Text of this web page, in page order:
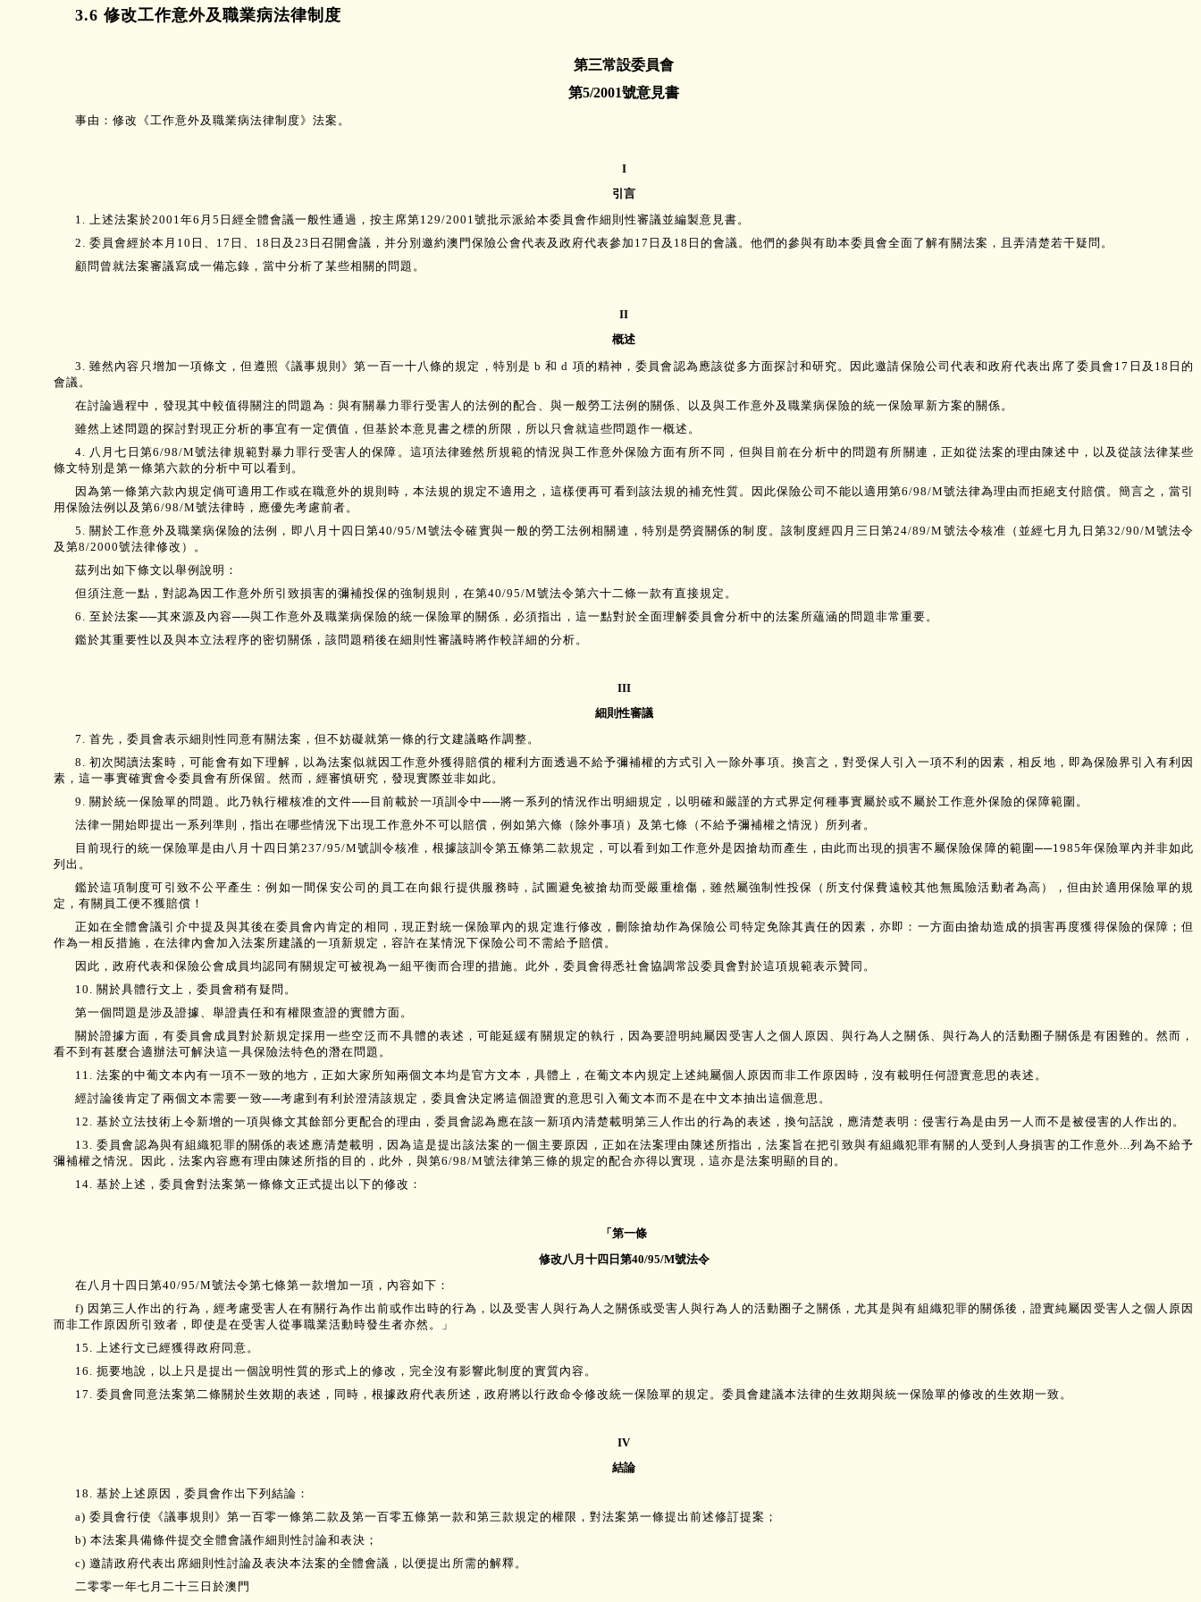
3.6 修改工作意外及職業病法律制度
第三常設委員會
第5/2001號意見書
事由：修改《工作意外及職業病法律制度》法案。
I
引言
1. 上述法案於2001年6月5日經全體會議一般性通過，按主席第129/2001號批示派給本委員會作細則性審議並編製意見書。
2. 委員會經於本月10日、17日、18日及23日召開會議，并分別邀約澳門保險公會代表及政府代表參加17日及18日的會議。他們的參與有助本委員會全面了解有關法案，且弄清楚若干疑問。
顧問曾就法案審議寫成一備忘錄，當中分析了某些相關的問題。
II
概述
3. 雖然內容只增加一項條文，但遵照《議事規則》第一百一十八條的規定，特別是 b 和 d 項的精神，委員會認為應該從多方面探討和研究。因此邀請保險公司代表和政府代表出席了委員會17日及18日的
會議。
在討論過程中，發現其中較值得關注的問題為：與有關暴力罪行受害人的法例的配合、與一般勞工法例的關係、以及與工作意外及職業病保險的統一保險單新方案的關係。
雖然上述問題的探討對現正分析的事宜有一定價值，但基於本意見書之標的所限，所以只會就這些問題作一概述。
4. 八月七日第6/98/M號法律規範對暴力罪行受害人的保障。這項法律雖然所規範的情況與工作意外保險方面有所不同，但與目前在分析中的問題有所關連，正如從法案的理由陳述中，以及從該法律某些
條文特別是第一條第六款的分析中可以看到。
因為第一條第六款內規定倘可適用工作或在職意外的規則時，本法規的規定不適用之，這樣便再可看到該法規的補充性質。因此保險公司不能以適用第6/98/M號法律為理由而拒絕支付賠償。簡言之，當引
用保險法例以及第6/98/M號法律時，應優先考慮前者。
5. 關於工作意外及職業病保險的法例，即八月十四日第40/95/M號法令確實與一般的勞工法例相關連，特別是勞資關係的制度。該制度經四月三日第24/89/M號法令核准（並經七月九日第32/90/M號法令
及第8/2000號法律修改）。
茲列出如下條文以舉例說明：
但須注意一點，對認為因工作意外所引致損害的彌補投保的強制規則，在第40/95/M號法令第六十二條一款有直接規定。
6. 至於法案──其來源及內容──與工作意外及職業病保險的統一保險單的關係，必須指出，這一點對於全面理解委員會分析中的法案所蘊涵的問題非常重要。
鑑於其重要性以及與本立法程序的密切關係，該問題稍後在細則性審議時將作較詳細的分析。
III
細則性審議
7. 首先，委員會表示細則性同意有關法案，但不妨礙就第一條的行文建議略作調整。
8. 初次閱讀法案時，可能會有如下理解，以為法案似就因工作意外獲得賠償的權利方面透過不給予彌補權的方式引入一除外事項。換言之，對受保人引入一項不利的因素，相反地，即為保險界引入有利因
素，這一事實確實會令委員會有所保留。然而，經審慎研究，發現實際並非如此。
9. 關於統一保險單的問題。此乃執行權核准的文件──目前載於一項訓令中──將一系列的情況作出明細規定，以明確和嚴謹的方式界定何種事實屬於或不屬於工作意外保險的保障範圍。
法律一開始即提出一系列準則，指出在哪些情況下出現工作意外不可以賠償，例如第六條（除外事項）及第七條（不給予彌補權之情況）所列者。
目前現行的統一保險單是由八月十四日第237/95/M號訓令核准，根據該訓令第五條第二款規定，可以看到如工作意外是因搶劫而產生，由此而出現的損害不屬保險保障的範圍──1985年保險單內并非如此
列出。
鑑於這項制度可引致不公平產生：例如一間保安公司的員工在向銀行提供服務時，試圖避免被搶劫而受嚴重槍傷，雖然屬強制性投保（所支付保費遠較其他無風險活動者為高），但由於適用保險單的規
定，有關員工便不獲賠償！
正如在全體會議引介中提及與其後在委員會內肯定的相同，現正對統一保險單內的規定進行修改，刪除搶劫作為保險公司特定免除其責任的因素，亦即：一方面由搶劫造成的損害再度獲得保險的保障；但
作為一相反措施，在法律內會加入法案所建議的一項新規定，容許在某情況下保險公司不需給予賠償。
因此，政府代表和保險公會成員均認同有關規定可被視為一組平衡而合理的措施。此外，委員會得悉社會協調常設委員會對於這項規範表示贊同。
10. 關於具體行文上，委員會稍有疑問。
第一個問題是涉及證據、舉證責任和有權限查證的實體方面。
關於證據方面，有委員會成員對於新規定採用一些空泛而不具體的表述，可能延緩有關規定的執行，因為要證明純屬因受害人之個人原因、與行為人之關係、與行為人的活動圈子關係是有困難的。然而，
看不到有甚麼合適辦法可解決這一具保險法特色的潛在問題。
11. 法案的中葡文本內有一項不一致的地方，正如大家所知兩個文本均是官方文本，具體上，在葡文本內規定上述純屬個人原因而非工作原因時，沒有載明任何證實意思的表述。
經討論後肯定了兩個文本需要一致──考慮到有利於澄清該規定，委員會決定將這個證實的意思引入葡文本而不是在中文本抽出這個意思。
12. 基於立法技術上令新增的一項與條文其餘部分更配合的理由，委員會認為應在該一新項內清楚載明第三人作出的行為的表述，換句話說，應清楚表明：侵害行為是由另一人而不是被侵害的人作出的。
13. 委員會認為與有組織犯罪的關係的表述應清楚載明，因為這是提出該法案的一個主要原因，正如在法案理由陳述所指出，法案旨在把引致與有組織犯罪有關的人受到人身損害的工作意外...列為不給予
彌補權之情況。因此，法案內容應有理由陳述所指的目的，此外，與第6/98/M號法律第三條的規定的配合亦得以實現，這亦是法案明顯的目的。
14. 基於上述，委員會對法案第一條條文正式提出以下的修改：
「第一條
修改八月十四日第40/95/M號法令
在八月十四日第40/95/M號法令第七條第一款增加一項，內容如下：
f) 因第三人作出的行為，經考慮受害人在有關行為作出前或作出時的行為，以及受害人與行為人之關係或受害人與行為人的活動圈子之關係，尤其是與有組織犯罪的關係後，證實純屬因受害人之個人原因
而非工作原因所引致者，即使是在受害人從事職業活動時發生者亦然。」
15. 上述行文已經獲得政府同意。
16. 扼要地說，以上只是提出一個說明性質的形式上的修改，完全沒有影響此制度的實質內容。
17. 委員會同意法案第二條關於生效期的表述，同時，根據政府代表所述，政府將以行政命令修改統一保險單的規定。委員會建議本法律的生效期與統一保險單的修改的生效期一致。
IV
結論
18. 基於上述原因，委員會作出下列結論：
a) 委員會行使《議事規則》第一百零一條第二款及第一百零五條第一款和第三款規定的權限，對法案第一條提出前述修訂提案；
b) 本法案具備條件提交全體會議作細則性討論和表決；
c) 邀請政府代表出席細則性討論及表決本法案的全體會議，以便提出所需的解釋。
二零零一年七月二十三日於澳門